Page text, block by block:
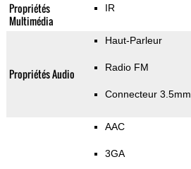
Propriétés
Multimédia
IR
Propriétés Audio
Haut-Parleur
Radio FM
Connecteur 3.5mm
AAC
3GA